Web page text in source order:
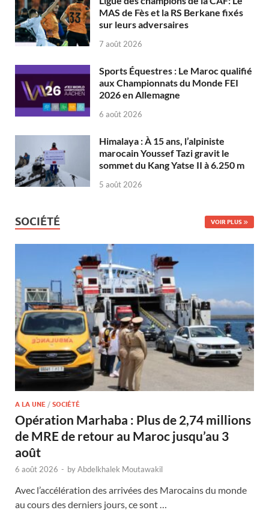
MAS de Fès et la RS Berkane fixés
sur leurs adversaires
7 août 2026
Sports Équestres : Le Maroc qualifié
aux Championnats du Monde FEI
2026 en Allemagne
6 août 2026
Himalaya : À 15 ans, l’alpiniste
marocain Youssef Tazi gravit le
sommet du Kang Yatse II à 6.250 m
5 août 2026
SOCIÉTÉ VOIR PLUS
A LA UNE / SOCIÉTÉ
Opération Marhaba : Plus de 2,74 millions
de MRE de retour au Maroc jusqu’au 3
août
6 août 2026 - byAbdelkhalek Moutawakil
Avec l’accélération des arrivées des Marocains du monde
au cours des derniers jours, ce sont …